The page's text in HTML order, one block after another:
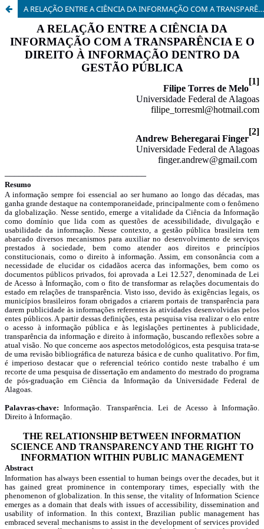
A RELAÇÃO ENTRE A CIÊNCIA DA INFORMAÇÃO COM A TRANSPARÊNCIA E O DIREITO À INFORMAÇÃO DENTRO DA GESTÃO PÚBLICA